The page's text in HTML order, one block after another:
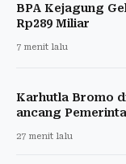
BPA Kejagung
Rp289 Miliar
7 menit lalu
Karhutla Bromo
ancang
27 menit lalu